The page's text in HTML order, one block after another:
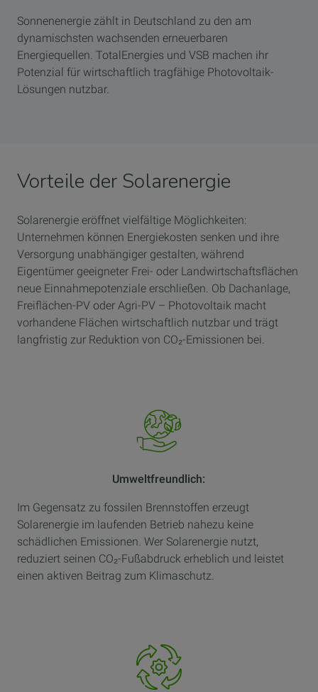
Sonnenenergie zählt in Deutschland zu den am
dynamischsten wachsenden erneuerbaren
Energiequellen. TotalEnergies und VSB machen ihr
Potenzial für wirtschaftlich tragfähige Photovoltaik-
Lösungen nutzbar.
Vorteile der Solarenergie
Solarenergie eröffnet vielfältige Möglichkeiten:
Unternehmen können Energiekosten senken und ihre
Versorgung unabhängiger gestalten, während
Eigentümer geeigneter Frei- oder Landwirtschaftsflächen
neue Einnahmepotenziale erschließen. Ob Dachanlage,
Freiflächen-PV oder Agri-PV – Photovoltaik macht
vorhandene Flächen wirtschaftlich nutzbar und trägt
langfristig zur Reduktion von CO₂-Emissionen bei.
Umweltfreundlich:
Im Gegensatz zu fossilen Brennstoffen erzeugt
Solarenergie im laufenden Betrieb nahezu keine
schädlichen Emissionen. Wer Solarenergie nutzt,
reduziert seinen CO₂-Fußabdruck erheblich und leistet
einen aktiven Beitrag zum Klimaschutz.